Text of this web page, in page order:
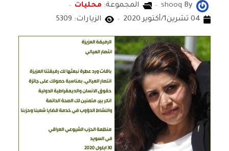
By
shooq المجموعة: محليات
04 تشرين1/أكتوير 2020
الزيارات: 5309